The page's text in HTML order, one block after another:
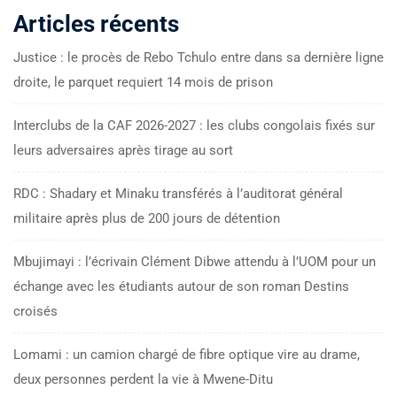
Articles récents
Justice : le procès de Rebo Tchulo entre dans sa dernière ligne
droite, le parquet requiert 14 mois de prison
Interclubs de la CAF 2026-2027 : les clubs congolais fixés sur
leurs adversaires après tirage au sort
RDC : Shadary et Minaku transférés à l’auditorat général
militaire après plus de 200 jours de détention
Mbujimayi : l’écrivain Clément Dibwe attendu à l’UOM pour un
échange avec les étudiants autour de son roman Destins
croisés
Lomami : un camion chargé de fibre optique vire au drame,
deux personnes perdent la vie à Mwene-Ditu